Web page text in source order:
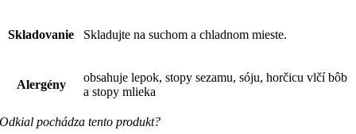
Skladovanie Skladujte na suchom a chladnom mieste.
Alergény
obsahuje lepok, stopy sezamu, sóju, horčicu vlčí bôb
a stopy mlieka
Odkial pochádza tento produkt?